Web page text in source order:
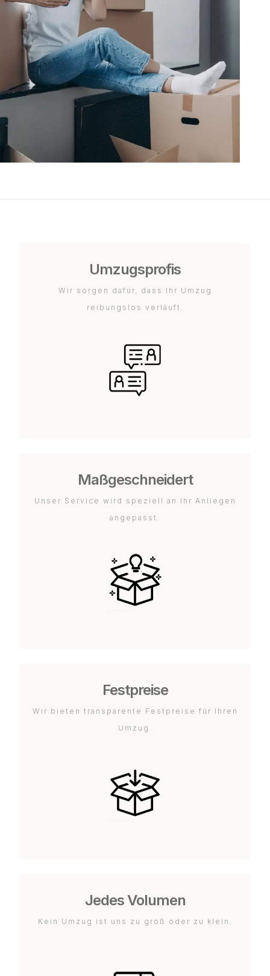
Umzugsprofis
Wir sorgen dafür, dass Ihr Umzug
reibungslos verläuft.
Maßgeschneidert
Unser Service wird speziell an Ihr Anliegen
angepasst.
Festpreise
Wir bieten transparente Festpreise für Ihren
Umzug.
Jedes Volumen
Kein Umzug ist uns zu groß oder zu klein.